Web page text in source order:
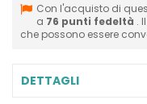
Con l'acquisto di
a 76 punti fedeltà .
che possono essere
DETTAGLI